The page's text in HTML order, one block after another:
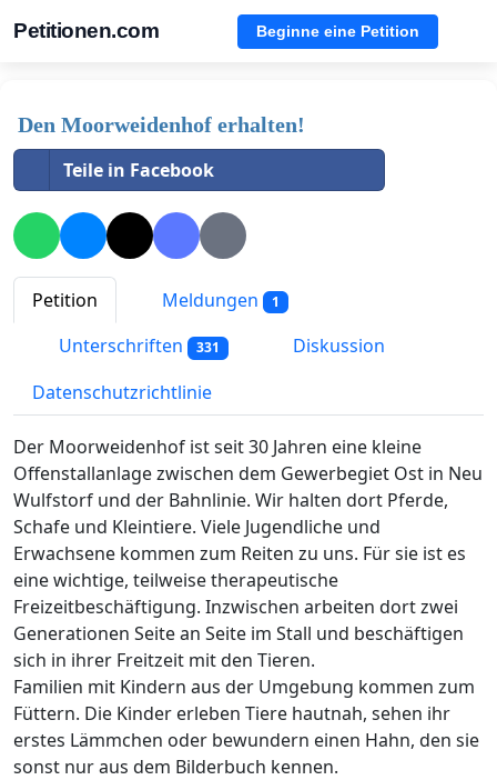
Petitionen.com Beginne eine Petition
Den Moorweidenhof erhalten!
Teile in Facebook
Petition Meldungen 1
Unterschriften 331
Diskussion
Datenschutzrichtlinie
Der Moorweidenhof ist seit 30 Jahren eine kleine
Offenstallanlage zwischen dem Gewerbegiet Ost in Neu
Wulfstorf und der Bahnlinie. Wir halten dort Pferde,
Schafe und Kleintiere. Viele Jugendliche und
Erwachsene kommen zum Reiten zu uns. Für sie ist es
eine wichtige, teilweise therapeutische
Freizeitbeschäftigung. Inzwischen arbeiten dort zwei
Generationen Seite an Seite im Stall und beschäftigen
sich in ihrer Freitzeit mit den Tieren.
Familien mit Kindern aus der Umgebung kommen zum
Füttern. Die Kinder erleben Tiere hautnah, sehen ihr
erstes Lämmchen oder bewundern einen Hahn, den sie
sonst nur aus dem Bilderbuch kennen.